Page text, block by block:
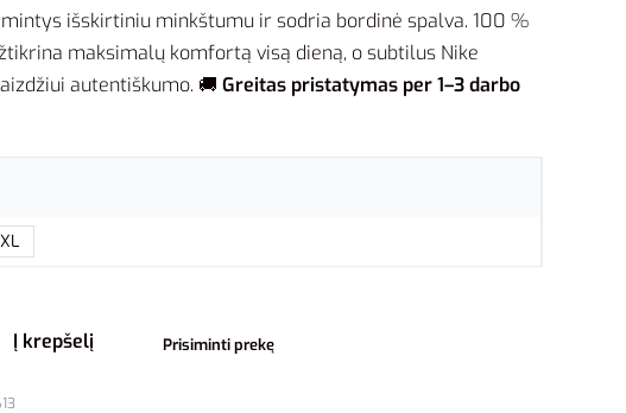
išskirtiniu minkštumu ir sodria bordinė spalva. 100 %
maksimalų komfortą visą dieną, o subtilus Nike
autentiškumo. 🚚 Greitas pristatymas per 1–3 darbo
XL
Į krepšelį Prisiminti prekę